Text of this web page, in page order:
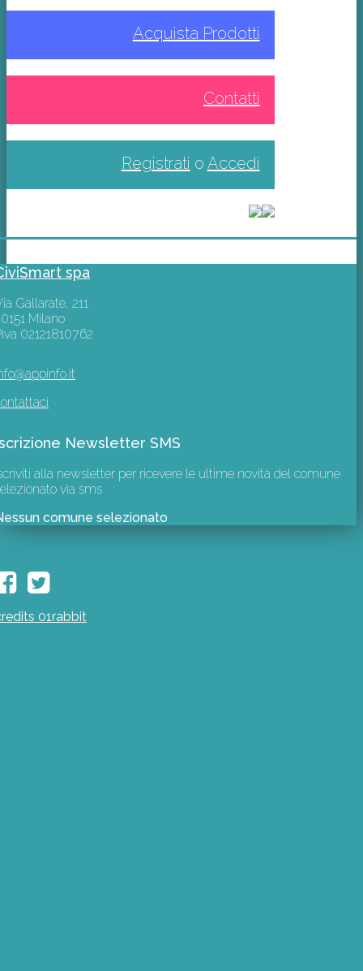
Acquista Prodotti
Contatti
Registrati o Accedi
spa
Gallarate, 211
Milano
02121810762
Newsletter SMS
alla newsletter per ricevere le ultime novità del comune
via sms
comune selezionato
01rabbit